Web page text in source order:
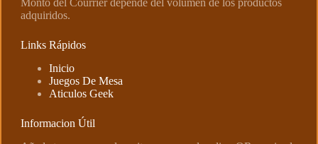
Monto del Courrier depende del volumen de los productos
adquiridos.
Links Rápidos
Inicio
Juegos De Mesa
Aticulos Geek
Informacion Útil